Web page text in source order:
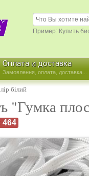
Пример: Купить
Оплата й доставка
Замовлення, оплата, доставка...
білий
"Гумка
464